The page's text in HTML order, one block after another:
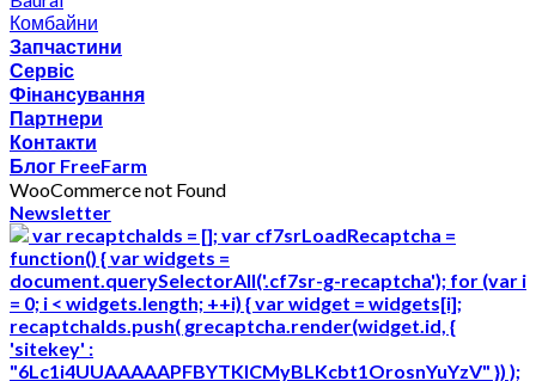
Комбайни
Запчастини
Сервіс
Фінансування
Партнери
Контакти
Блог FreeFarm
WooCommerce not Found
Newsletter
var recaptchaIds = []; var cf7srLoadRecaptcha =
function() { var widgets =
document.querySelectorAll('.cf7sr-g-recaptcha'); for (var i
= 0; i < widgets.length; ++i) { var widget = widgets[i];
recaptchaIds.push( grecaptcha.render(widget.id, {
'sitekey' :
"6Lc1i4UUAAAAAPFBYTKICMyBLKcbt1OrosnYuYzV" }) );